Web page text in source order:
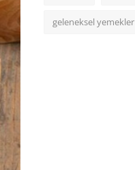
geleneksel yemekler